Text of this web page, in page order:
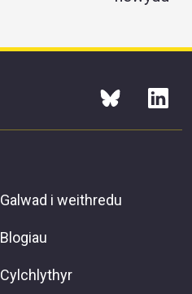
Galwad i weithredu
Blogiau
Cylchlythyr